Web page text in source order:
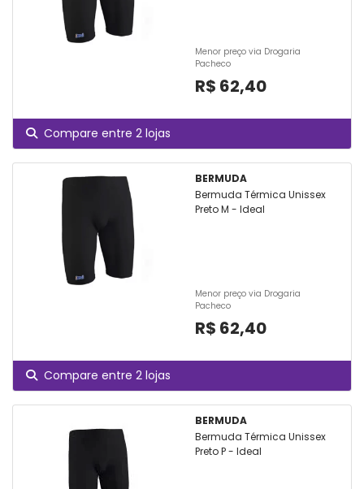
Menor preço via Drogaria
Pacheco
R$ 62,40
Compare entre 2 lojas
BERMUDA
Bermuda Térmica Unissex
Preto M - Ideal
Menor preço via Drogaria
Pacheco
R$ 62,40
Compare entre 2 lojas
BERMUDA
Bermuda Térmica Unissex
Preto P - Ideal